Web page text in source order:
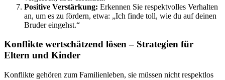
Positive Verstärkung: Erkennen Sie respektvolles Verhalten
an, um es zu fördern, etwa: „Ich finde toll, wie du auf deinen
Bruder eingehst.“
Konflikte wertschätzend lösen – Strategien für
Eltern und Kinder
Konflikte gehören zum Familienleben, sie müssen nicht respektlos